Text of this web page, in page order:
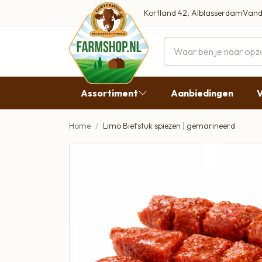
Kortland 42, Alblasserdam
Woensdag
Vrijdag
Assortiment
Boeren Zuivel
Boeren Roomijs
Desembrood
Aanbiedingen
Home Limo Biefstuk spiezen | gemarineerd